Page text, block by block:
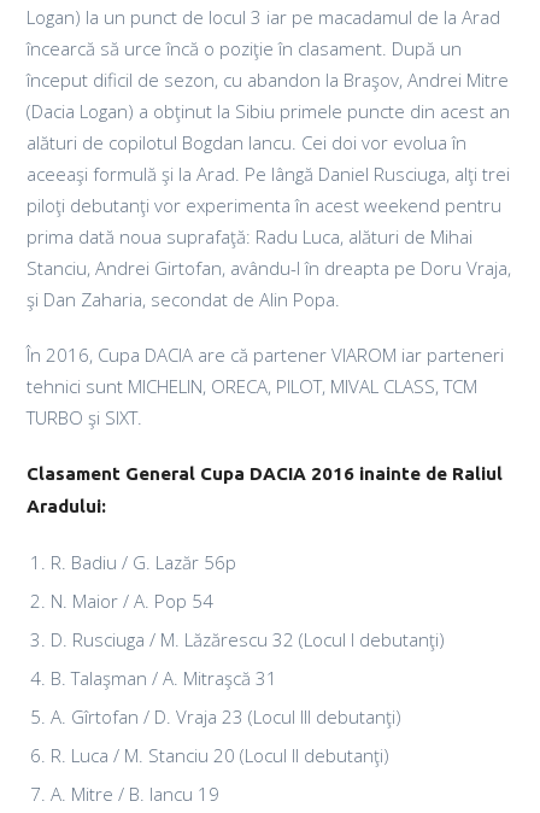
Logan) la un punct de locul 3 iar pe macadamul de la Arad
încearcă să urce încă o poziţie în clasament. După un
început dificil de sezon, cu abandon la Braşov, Andrei Mitre
(Dacia Logan) a obţinut la Sibiu primele puncte din acest an
alături de copilotul Bogdan Iancu. Cei doi vor evolua în
aceeaşi formulă şi la Arad. Pe lângă Daniel Rusciuga, alţi trei
piloţi debutanţi vor experimenta în acest weekend pentru
prima dată noua suprafaţă: Radu Luca, alături de Mihai
Stanciu, Andrei Girtofan, avându-l în dreapta pe Doru Vraja,
şi Dan Zaharia, secondat de Alin Popa.
În 2016, Cupa DACIA are că partener VIAROM iar parteneri
tehnici sunt MICHELIN, ORECA, PILOT, MIVAL CLASS, TCM
TURBO şi SIXT.
Clasament General Cupa DACIA 2016 inainte de Raliul
Aradului:
R. Badiu / G. Lazăr 56p
N. Maior / A. Pop 54
D. Rusciuga / M. Lăzărescu 32 (Locul I debutanţi)
B. Talaşman / A. Mitraşcă 31
A. Gîrtofan / D. Vraja 23 (Locul III debutanţi)
R. Luca / M. Stanciu 20 (Locul II debutanţi)
A. Mitre / B. Iancu 19